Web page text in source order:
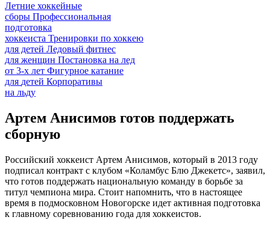
Летние хоккейные
сборы Профессиональная
подготовка
хоккеиста Тренировки по хоккею
для детей Ледовый фитнес
для женщин Постановка на лед
от 3-х лет Фигурное катание
для детей Корпоративы
на льду
Артем Анисимов готов поддержать
сборную
Российский хоккеист Артем Анисимов, который в 2013 году
подписал контракт с клубом «Коламбус Блю Джекетс», заявил,
что готов поддержать национальную команду в борьбе за
титул чемпиона мира. Стоит напомнить, что в настоящее
время в подмосковном Новогорске идет активная подготовка
к главному соревнованию года для хоккеистов.